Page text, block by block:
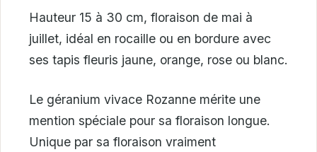
Hauteur 15 à 30 cm, floraison de mai à
juillet, idéal en rocaille ou en bordure avec
ses tapis fleuris jaune, orange, rose ou blanc.
Le géranium vivace Rozanne mérite une
mention spéciale pour sa floraison longue.
Unique par sa floraison vraiment